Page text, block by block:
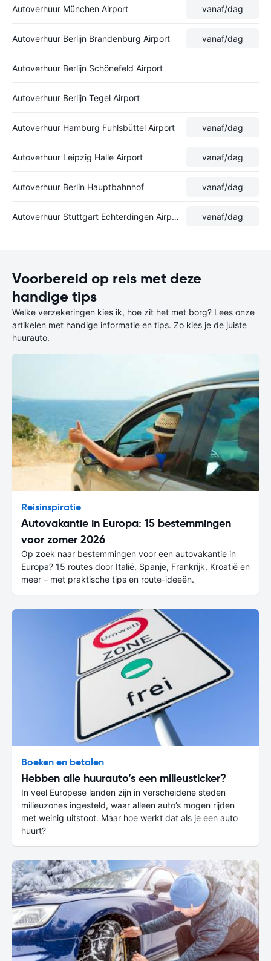
Autoverhuur München Airport vanaf/dag
Autoverhuur Berlijn Brandenburg Airport vanaf/dag
Autoverhuur Berlijn Schönefeld Airport
Autoverhuur Berlijn Tegel Airport
Autoverhuur Hamburg Fuhlsbüttel Airport vanaf/dag
Autoverhuur Leipzig Halle Airport vanaf/dag
Autoverhuur Berlin Hauptbahnhof vanaf/dag
Autoverhuur Stuttgart Echterdingen Airport vanaf/dag
Voorbereid op reis met deze
handige tips
Welke verzekeringen kies ik, hoe zit het met borg? Lees onze
artikelen met handige informatie en tips. Zo kies je de juiste
huurauto.
Reisinspiratie
Autovakantie in Europa: 15 bestemmingen
voor zomer 2026
Op zoek naar bestemmingen voor een autovakantie in
Europa? 15 routes door Italië, Spanje, Frankrijk, Kroatië en
meer – met praktische tips en route-ideeën.
Boeken en betalen
Hebben alle huurauto’s een milieusticker?
In veel Europese landen zijn in verscheidene steden
milieuzones ingesteld, waar alleen auto’s mogen rijden
met weinig uitstoot. Maar hoe werkt dat als je een auto
huurt?